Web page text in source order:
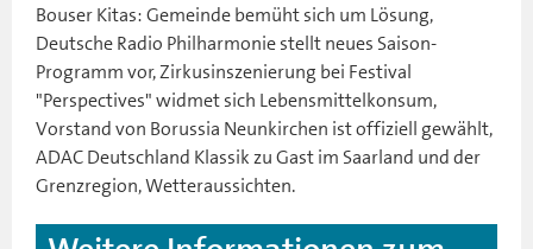
Bouser Kitas: Gemeinde bemüht sich um Lösung,
Deutsche Radio Philharmonie stellt neues Saison-
Programm vor, Zirkusinszenierung bei Festival
"Perspectives" widmet sich Lebensmittelkonsum,
Vorstand von Borussia Neunkirchen ist offiziell gewählt,
ADAC Deutschland Klassik zu Gast im Saarland und der
Grenzregion, Wetteraussichten.